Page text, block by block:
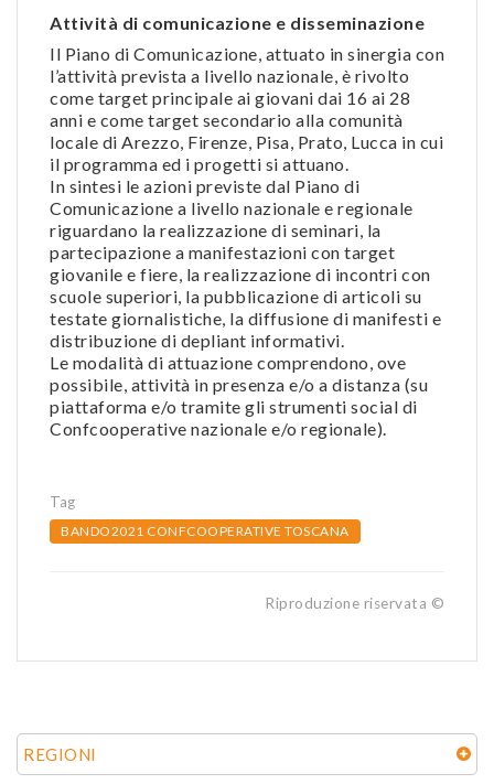
Attività di comunicazione e disseminazione
Il Piano di Comunicazione, attuato in sinergia con
l’attività prevista a livello nazionale, è rivolto
come target principale ai giovani dai 16 ai 28
anni e come target secondario alla comunità
locale di Arezzo, Firenze, Pisa, Prato, Lucca in cui
il programma ed i progetti si attuano.
In sintesi le azioni previste dal Piano di
Comunicazione a livello nazionale e regionale
riguardano la realizzazione di seminari, la
partecipazione a manifestazioni con target
giovanile e fiere, la realizzazione di incontri con
scuole superiori, la pubblicazione di articoli su
testate giornalistiche, la diffusione di manifesti e
distribuzione di depliant informativi.
Le modalità di attuazione comprendono, ove
possibile, attività in presenza e/o a distanza (su
piattaforma e/o tramite gli strumenti social di
Confcooperative nazionale e/o regionale).
Tag
BANDO2021 CONFCOOPERATIVE TOSCANA
Riproduzione riservata ©
REGIONI